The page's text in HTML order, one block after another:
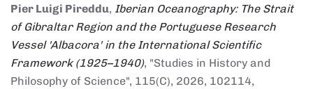
Pier Luigi Pireddu, Iberian Oceanography: The Strait
of Gibraltar Region and the Portuguese Research
Vessel 'Albacora' in the International Scientific
Framework (1925–1940), "Studies in History and
Philosophy of Science", 115(C), 2026, 102114,